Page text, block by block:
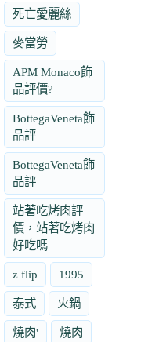
死亡愛麗絲
麥當勞
APM Monaco飾
品評價?
BottegaVeneta飾
品評
BottegaVeneta飾
品評
站著吃烤肉評
價，站著吃烤肉
好吃嗎
z flip 1995
泰式 火鍋
燒肉' 燒肉